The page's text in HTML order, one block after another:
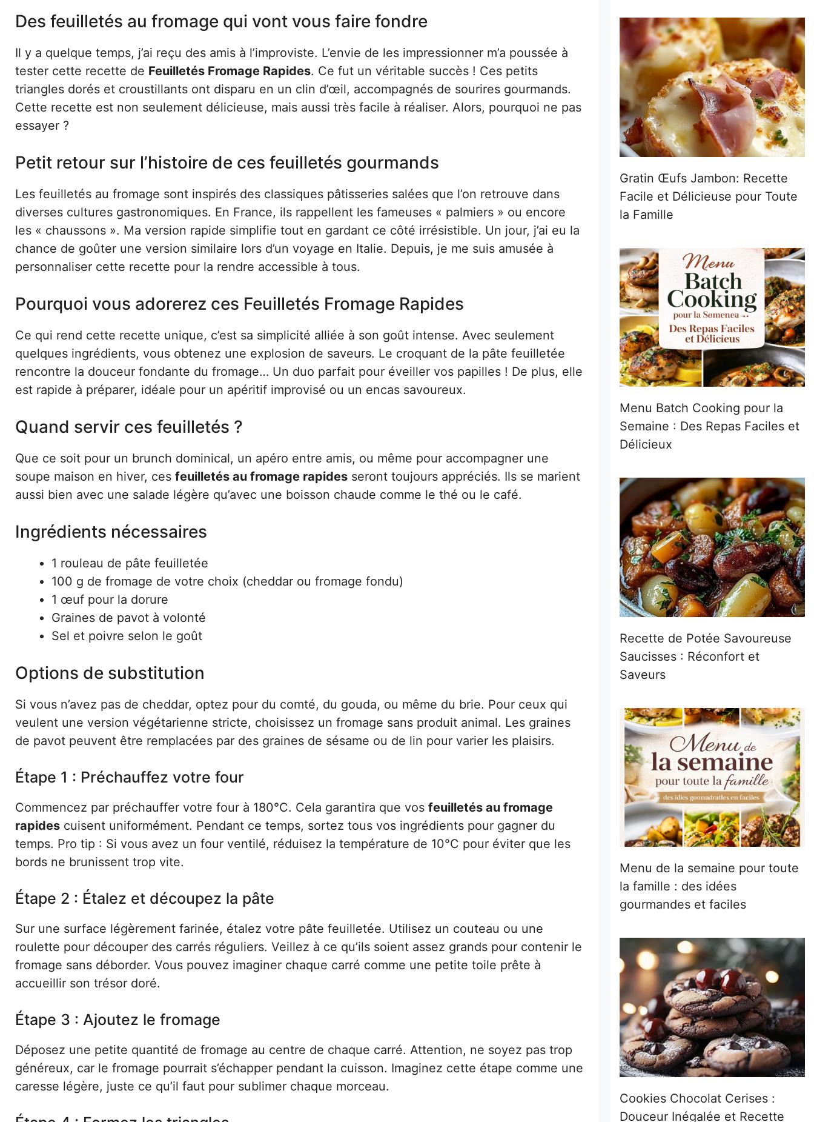
Des feuilletés au fromage qui vont vous faire fondre
Il y a quelque temps, j’ai reçu des amis à l’improviste. L’envie de les impressionner m’a poussée à
tester cette recette de Feuilletés Fromage Rapides. Ce fut un véritable succès ! Ces petits
triangles dorés et croustillants ont disparu en un clin d’œil, accompagnés de sourires gourmands.
Cette recette est non seulement délicieuse, mais aussi très facile à réaliser. Alors, pourquoi ne pas
essayer ?
Petit retour sur l’histoire de ces feuilletés gourmands
Les feuilletés au fromage sont inspirés des classiques pâtisseries salées que l’on retrouve dans
diverses cultures gastronomiques. En France, ils rappellent les fameuses « palmiers » ou encore
les « chaussons ». Ma version rapide simplifie tout en gardant ce côté irrésistible. Un jour, j’ai eu la
chance de goûter une version similaire lors d’un voyage en Italie. Depuis, je me suis amusée à
personnaliser cette recette pour la rendre accessible à tous.
Pourquoi vous adorerez ces Feuilletés Fromage Rapides
Ce qui rend cette recette unique, c’est sa simplicité alliée à son goût intense. Avec seulement
quelques ingrédients, vous obtenez une explosion de saveurs. Le croquant de la pâte feuilletée
rencontre la douceur fondante du fromage… Un duo parfait pour éveiller vos papilles ! De plus, elle
est rapide à préparer, idéale pour un apéritif improvisé ou un encas savoureux.
Quand servir ces feuilletés ?
Que ce soit pour un brunch dominical, un apéro entre amis, ou même pour accompagner une
soupe maison en hiver, ces feuilletés au fromage rapides seront toujours appréciés. Ils se marient
aussi bien avec une salade légère qu’avec une boisson chaude comme le thé ou le café.
Ingrédients nécessaires
1 rouleau de pâte feuilletée
100 g de fromage de votre choix (cheddar ou fromage fondu)
1 œuf pour la dorure
Graines de pavot à volonté
Sel et poivre selon le goût
Options de substitution
Si vous n’avez pas de cheddar, optez pour du comté, du gouda, ou même du brie. Pour ceux qui
veulent une version végétarienne stricte, choisissez un fromage sans produit animal. Les graines
de pavot peuvent être remplacées par des graines de sésame ou de lin pour varier les plaisirs.
Étape 1 : Préchauffez votre four
Commencez par préchauffer votre four à 180°C. Cela garantira que vos feuilletés au fromage
rapides cuisent uniformément. Pendant ce temps, sortez tous vos ingrédients pour gagner du
temps. Pro tip : Si vous avez un four ventilé, réduisez la température de 10°C pour éviter que les
bords ne brunissent trop vite.
Étape 2 : Étalez et découpez la pâte
Sur une surface légèrement farinée, étalez votre pâte feuilletée. Utilisez un couteau ou une
roulette pour découper des carrés réguliers. Veillez à ce qu’ils soient assez grands pour contenir le
fromage sans déborder. Vous pouvez imaginer chaque carré comme une petite toile prête à
accueillir son trésor doré.
Étape 3 : Ajoutez le fromage
Déposez une petite quantité de fromage au centre de chaque carré. Attention, ne soyez pas trop
généreux, car le fromage pourrait s’échapper pendant la cuisson. Imaginez cette étape comme une
caresse légère, juste ce qu’il faut pour sublimer chaque morceau.
Gratin Œufs Jambon: Recette
Facile et Délicieuse pour Toute
la Famille
Menu Batch Cooking pour la
Semaine : Des Repas Faciles et
Délicieux
Recette de Potée Savoureuse
Saucisses : Réconfort et
Saveurs
Menu de la semaine pour toute
la famille : des idées
gourmandes et faciles
Cookies Chocolat Cerises :
Douceur Inégalée et Recette